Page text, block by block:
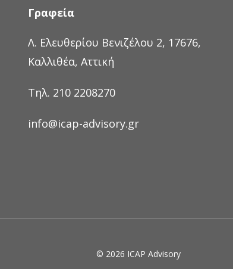
Γραφεία
Λ. Ελευθερίου Βενιζέλου 2, 17676,
Καλλιθέα, Αττική
Τηλ. 210 2208270
info@icap-advisory.gr
© 2026 ICAP Advisory